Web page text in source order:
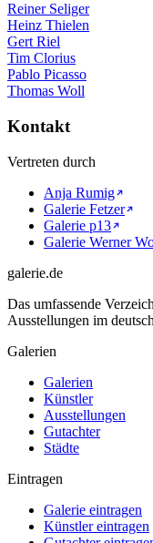
Reiner Seliger
Heinz Thielen
Gert Riel
Tim Clorius
Pablo Picasso
Thomas Woll
Kontakt
Vertreten durch
Anja Rumig
Galerie Fetzer
Galerie p13
Galerie Werner
galerie.de
Das umfassende
Ausstellungen im
Galerien
Galerien
Künstler
Ausstellungen
Gutachter
Städte
Eintragen
Galerie eintragen
Künstler eintragen